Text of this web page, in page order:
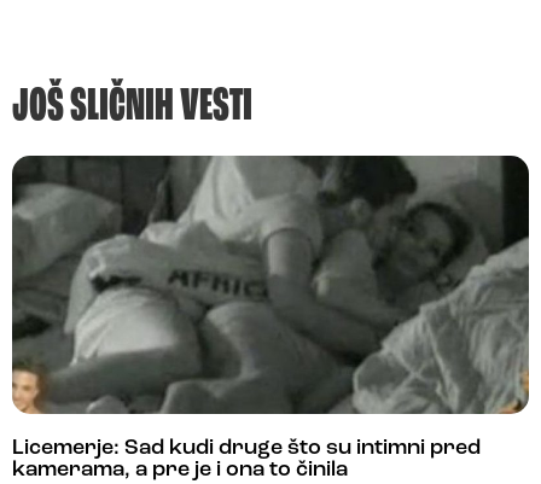
JOŠ SLIČNIH VESTI
Licemerje: Sad kudi druge što su intimni pred
kamerama, a pre je i ona to činila